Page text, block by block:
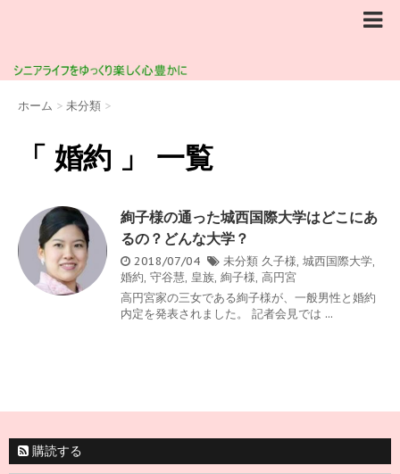
ホーム > 未分類 >
「 婚約 」 一覧
絢子様の通った城西国際大学はどこにあ
るの？どんな大学？
2018/07/04 未分類 久子様, 城西国際大学,
婚約, 守谷慧, 皇族, 絢子様, 高円宮
高円宮家の三女である絢子様が、一般男性と婚約
内定を発表されました。 記者会見では ...
購読する